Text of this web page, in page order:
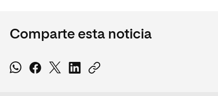
Comparte esta noticia